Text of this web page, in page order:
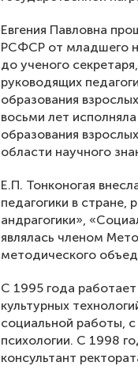
Евгения Павловна
РСФСР от младшего
до ученого
руководящих
образования
восьми лет
образования
области научного
Е.П. Тонконогая
педагогики в
андрагогики»,
являлась членом
методического
С 1995 года
культурных
социальной работы,
психологии. С 1998
консультант